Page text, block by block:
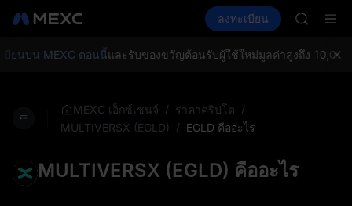
สปอต ฟิวเจอร์ส UNITREE
ลงทะเบียน
ACE
SPCX
ยนบน MEXC ตอนนี้และรับของขวัญต้อนรับผู้ใช้ใหม่มูลค่าสูงถึง 10,000
MEXC เอ็กซ์เชนจ์ / ราคาคริปโต /
MULTIVERSX (EGLD)
/ EGLD คืออะไร
MULTIVERSX (EGLD) คืออะไร